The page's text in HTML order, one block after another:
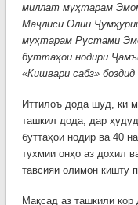
миллат муҳтарам
Маҷлиси Олии
муҳтарам Рустами
буттаҳои нодири
«Кишвари сабз» боздид
Иттилоъ дода шуд, ки
ташкил дода, дар
буттаҳои нодир ва 40
тухмии онҳо аз дохил
тавсияи олимон кишту
Мақсад аз ташкили кор